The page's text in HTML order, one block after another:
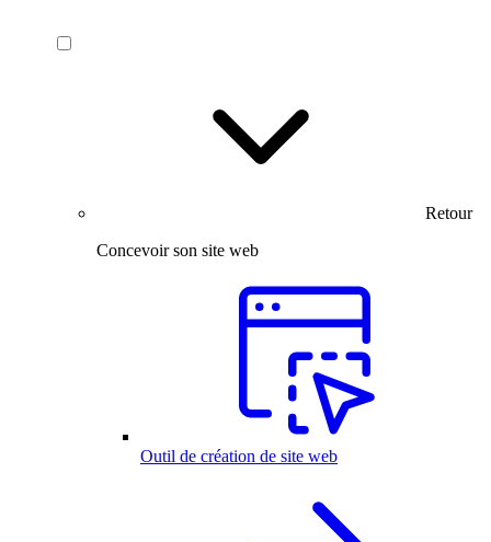
Retour
Concevoir son site web
Outil de création de site web